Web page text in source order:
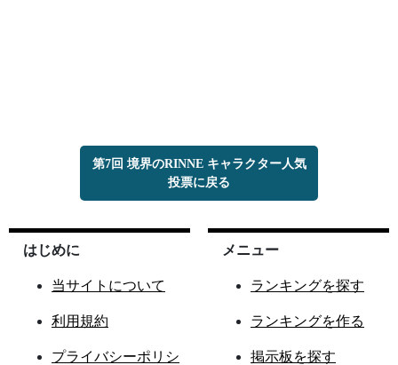
第7回 境界のRINNE キャラクター人気
投票に戻る
はじめに
当サイトについて
利用規約
プライバシーポリシ
メニュー
ランキングを探す
ランキングを作る
掲示板を探す